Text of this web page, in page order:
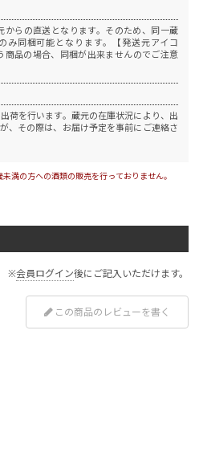
からの直送となります。 そのため、同一蔵
み同梱可能となります。
【発送元アイコ
商品の場合、同梱が出来ませんのでご注意
荷を行います。 蔵元の在庫状況により、出
、その際は、お届け予定を事前にご連絡さ
満の方への酒類の販売を行っておりません。
※会員ログイン後にご記入いただけます。
この商品のレビューを書く